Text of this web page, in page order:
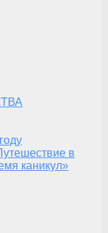
в
каникул»